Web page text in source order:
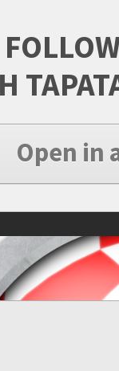
Open in